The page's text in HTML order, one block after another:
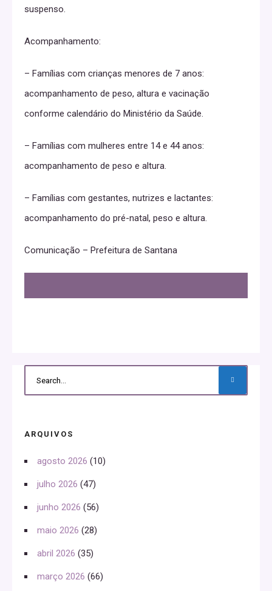
suspenso.
Acompanhamento:
– Famílias com crianças menores de 7 anos:
acompanhamento de peso, altura e vacinação
conforme calendário do Ministério da Saúde.
– Famílias com mulheres entre 14 e 44 anos:
acompanhamento de peso e altura.
– Famílias com gestantes, nutrizes e lactantes:
acompanhamento do pré-natal, peso e altura.
Comunicação – Prefeitura de Santana
ARQUIVOS
agosto 2026 (10)
julho 2026 (47)
junho 2026 (56)
maio 2026 (28)
abril 2026 (35)
março 2026 (66)